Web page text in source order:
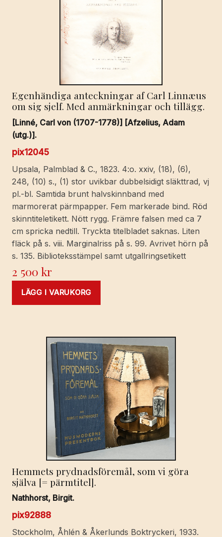
Egenhändiga anteckningar af Carl Linnæus
om sig sjelf. Med anmärkningar och tillägg.
[Linné, Carl von (1707-1778)] [Afzelius, Adam
(utg.)].
pix12045
Upsala, Palmblad & C., 1823. 4:o. xxiv, (18), (6),
248, (10) s., (1) stor uvikbar dubbelsidigt släkttrad, vj
pl.-bl. Samtida brunt halvskinnband med
marmorerat pärmpapper. Fem markerade bind. Röd
skinntiteletikett. Nött rygg. Främre falsen med ca 7
cm spricka nedtill. Tryckta titelbladet saknas. Liten
fläck på s. viii. Marginalriss på s. 99. Avrivet hörn på
s. 135. Biblioteksstämpel samt utgallringsetikett
2 500kr
LÄGG I VARUKORG
Hemmets prydnadsföremål, som vi göra
själva [= pärmtitel].
Nathhorst, Birgit.
pix92888
Stockholm, Åhlén & Åkerlunds Boktryckeri, 1933.